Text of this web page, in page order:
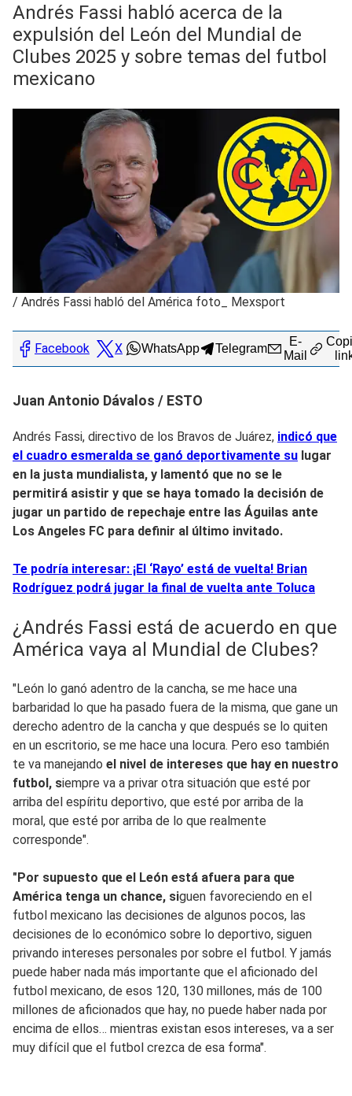
Andrés Fassi habló acerca de la
expulsión del León del Mundial de
Clubes 2025 y sobre temas del futbol
mexicano
/ Andrés Fassi habló del América foto_ Mexsport
Facebook X WhatsApp Telegram
E-
Mail
Juan Antonio Dávalos / ESTO
Andrés Fassi, directivo de los Bravos de Juárez, indicó que
el cuadro esmeralda se ganó deportivamente su lugar
en la justa mundialista, y lamentó que no se le
permitirá asistir y que se haya tomado la decisión de
jugar un partido de repechaje entre las Águilas ante
Los Angeles FC para definir al último invitado.
Te podría interesar: ¡El ‘Rayo’ está de vuelta! Brian
Rodríguez podrá jugar la final de vuelta ante Toluca
¿Andrés Fassi está de acuerdo en que
América vaya al Mundial de Clubes?
"León lo ganó adentro de la cancha, se me hace una
barbaridad lo que ha pasado fuera de la misma, que gane un
derecho adentro de la cancha y que después se lo quiten
en un escritorio, se me hace una locura. Pero eso también
te va manejando el nivel de intereses que hay en nuestro
futbol, siempre va a privar otra situación que esté por
arriba del espíritu deportivo, que esté por arriba de la
moral, que esté por arriba de lo que realmente
corresponde".
"Por supuesto que el León está afuera para que
América tenga un chance, siguen favoreciendo en el
futbol mexicano las decisiones de algunos pocos, las
decisiones de lo económico sobre lo deportivo, siguen
privando intereses personales por sobre el futbol. Y jamás
puede haber nada más importante que el aficionado del
futbol mexicano, de esos 120, 130 millones, más de 100
millones de aficionados que hay, no puede haber nada por
encima de ellos… mientras existan esos intereses, va a ser
muy difícil que el futbol crezca de esa forma".